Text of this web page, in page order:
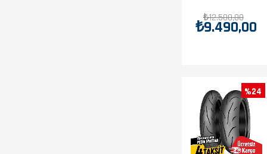
Lastik
Takımı
110/70-17 -
₺9.490,00
₺12.500,00
%24